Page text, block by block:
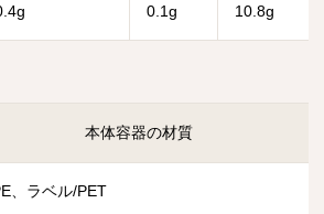
0.1g 10.8g
本体容器の材質
、ラベル/PET